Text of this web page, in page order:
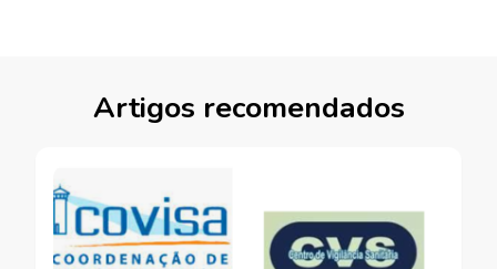
Artigos recomendados